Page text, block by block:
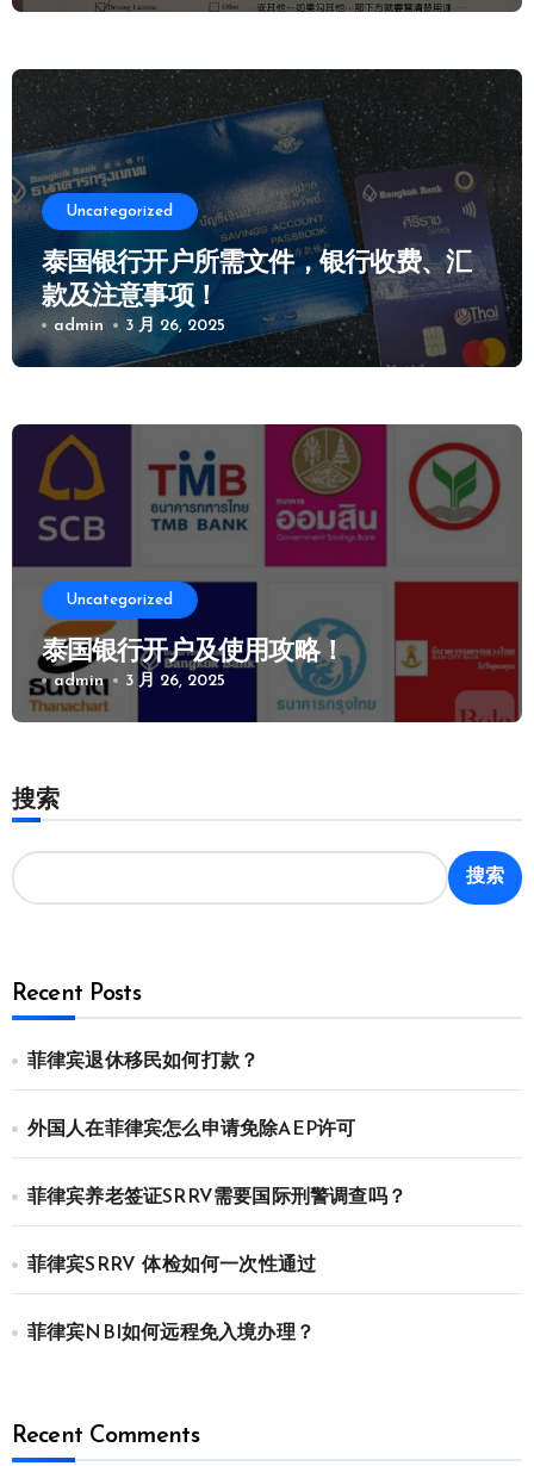
Uncategorized
泰国银行开户所需文件，银行收费、汇
款及注意事项！
admin 3 月 26, 2025
Uncategorized
泰国银行开户及使用攻略！
admin 3 月 26, 2025
搜索
搜索
Recent Posts
菲律宾退休移民如何打款？
外国人在菲律宾怎么申请免除AEP许可
菲律宾养老签证SRRV需要国际刑警调查吗？
菲律宾SRRV 体检如何一次性通过
菲律宾NBI如何远程免入境办理？
Recent Comments